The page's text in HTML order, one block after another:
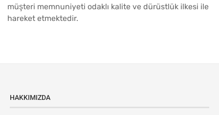
müşteri memnuniyeti odaklı kalite ve dürüstlük ilkesi ile
hareket etmektedir.
HAKKIMIZDA